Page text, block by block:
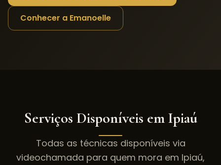
Conhecer a Emanoelle
Serviços Disponíveis emIpiaú
Todas as técnicas disponíveis via
videochamada para quem mora em Ipiaú,